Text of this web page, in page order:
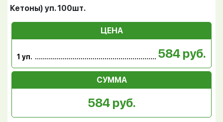
Кетоны) уп. 100шт.
ЦЕНА
1 уп. 584 руб.
СУММА
584 руб.